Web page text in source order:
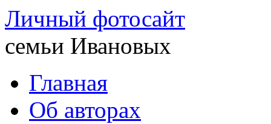
Личный фотосайт
семьи Ивановых
Главная
Об авторах